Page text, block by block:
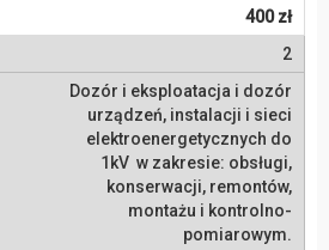
400 zł
2
Dozór i eksploatacja i dozór
urządzeń, instalacji i sieci
elektroenergetycznych do
1kV w zakresie: obsługi,
konserwacji, remontów,
montażu i kontrolno-
pomiarowym.